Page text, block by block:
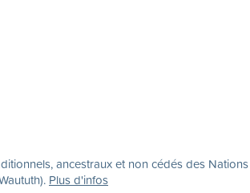
ancestraux et non cédés des Nations
Plus d'infos